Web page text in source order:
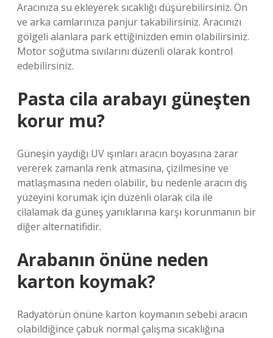
Aracınıza su ekleyerek sıcaklığı düşürebilirsiniz. Ön
ve arka camlarınıza panjur takabilirsiniz. Aracınızı
gölgeli alanlara park ettiğinizden emin olabilirsiniz.
Motor soğutma sıvılarını düzenli olarak kontrol
edebilirsiniz.
Pasta cila arabayı güneşten
korur mu?
Güneşin yaydığı UV ışınları aracın boyasına zarar
vererek zamanla renk atmasına, çizilmesine ve
matlaşmasına neden olabilir, bu nedenle aracın dış
yüzeyini korumak için düzenli olarak cila ile
cilalamak da güneş yanıklarına karşı korunmanın bir
diğer alternatifidir.
Arabanın önüne neden
karton koymak?
Radyatörün önüne karton koymanın sebebi aracın
olabildiğince çabuk normal çalışma sıcaklığına